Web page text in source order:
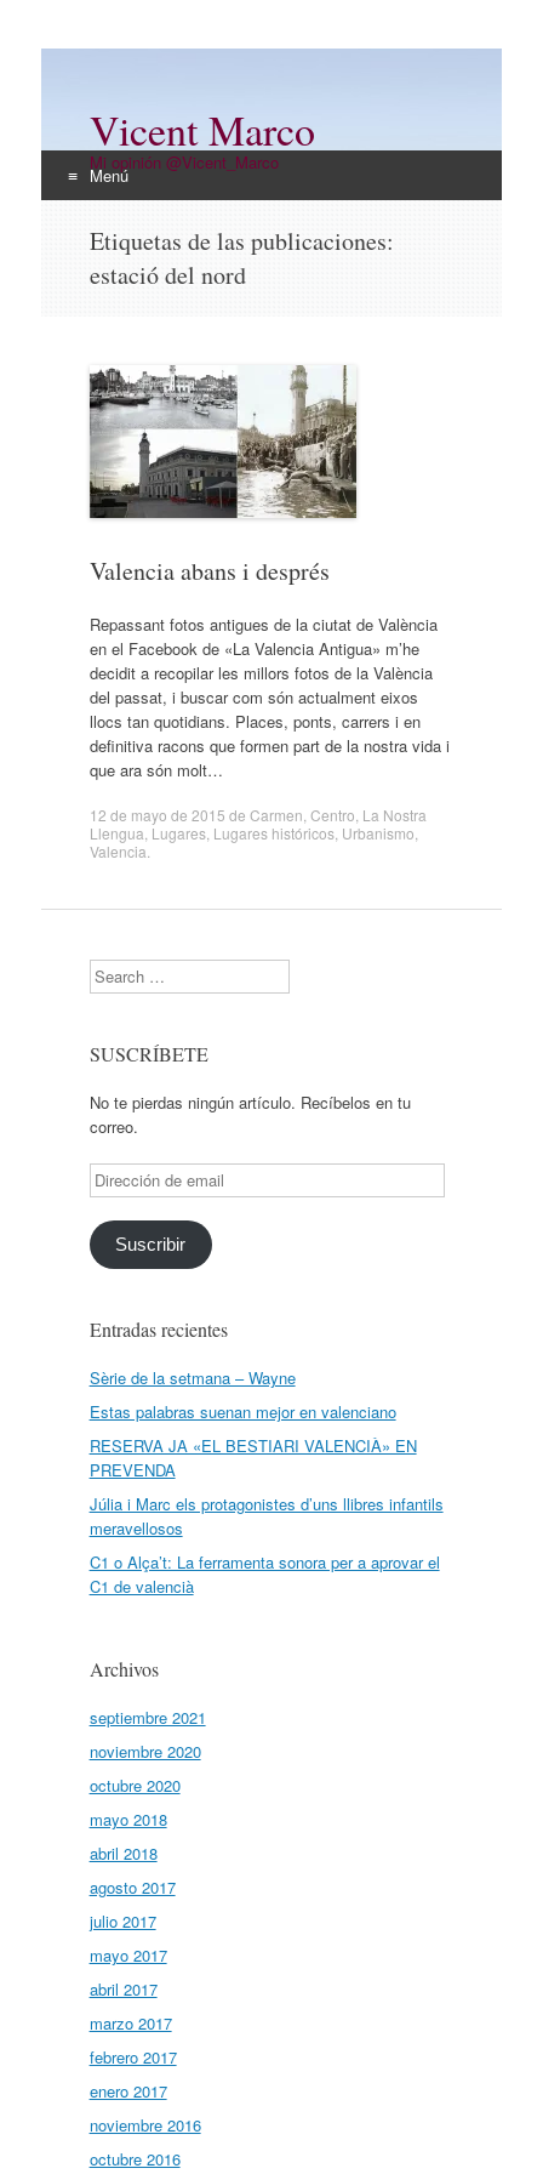
Vicent Marco
Mi opinión @Vicent_Marco
Menú
contenido
Etiquetas de las publicaciones:
estació del nord
Valencia abans i després
Repassant fotos antigues de la ciutat de València
en el Facebook de «La Valencia Antigua» m’he
decidit a recopilar les millors fotos de la València
del passat, i buscar com són actualment eixos
llocs tan quotidians. Places, ponts, carrers i en
definitiva racons que formen part de la nostra vida i
que ara són molt…
12 de mayo de 2015 de Carmen Centro La Nostra
Llengua Lugares, Lugares históricos, Urbanismo
Valencia
Search
SUSCRÍBETE
No te pierdas ningún artículo. Recíbelos en tu
correo.
Dirección
de
email
Suscribir
Entradas recientes
Sèrie de la setmana – Wayne
Estas palabras suenan mejor en valenciano
RESERVA JA «EL BESTIARI VALENCIÀ» EN
PREVENDA
Júlia i Marc els protagonistes d’uns llibres infantils
meravellosos
C1 o Alça’t: La ferramenta sonora per a aprovar el
C1 de valencià
Archivos
septiembre 2021
noviembre 2020
octubre 2020
mayo 2018
abril 2018
agosto 2017
julio 2017
mayo 2017
abril 2017
marzo 2017
febrero 2017
enero 2017
noviembre 2016
octubre 2016